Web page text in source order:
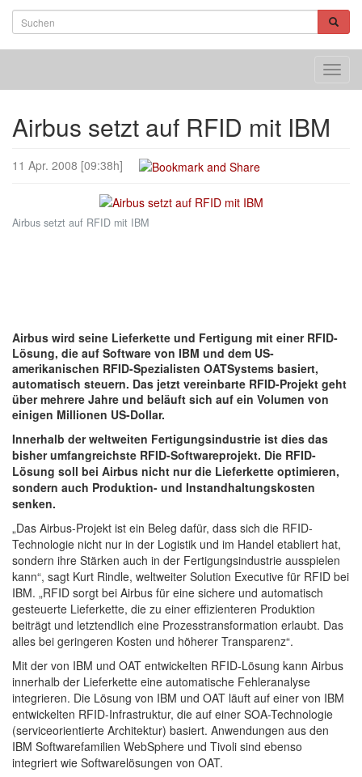
Airbus setzt auf RFID mit IBM
11 Apr. 2008 [09:38h]
Airbus setzt auf RFID mit IBM
Airbus wird seine Lieferkette und Fertigung mit einer RFID-
Lösung, die auf Software von IBM und dem US-
amerikanischen RFID-Spezialisten OATSystems basiert,
automatisch steuern. Das jetzt vereinbarte RFID-Projekt geht
über mehrere Jahre und beläuft sich auf ein Volumen von
einigen Millionen US-Dollar.
Innerhalb der weltweiten Fertigungsindustrie ist dies das
bisher umfangreichste RFID-Softwareprojekt. Die RFID-
Lösung soll bei Airbus nicht nur die Lieferkette optimieren,
sondern auch Produktion- und Instandhaltungskosten
senken.
„Das Airbus-Projekt ist ein Beleg dafür, dass sich die RFID-
Technologie nicht nur in der Logistik und im Handel etabliert hat,
sondern ihre Stärken auch in der Fertigungsindustrie ausspielen
kann“, sagt Kurt Rindle, weltweiter Solution Executive für RFID bei
IBM. „RFID sorgt bei Airbus für eine sichere und automatisch
gesteuerte Lieferkette, die zu einer effizienteren Produktion
beiträgt und letztendlich eine Prozesstransformation erlaubt. Das
alles bei geringeren Kosten und höherer Transparenz“.
Mit der von IBM und OAT entwickelten RFID-Lösung kann Airbus
innerhalb der Lieferkette eine automatische Fehleranalyse
integrieren. Die Lösung von IBM und OAT läuft auf einer von IBM
entwickelten RFID-Infrastruktur, die auf einer SOA-Technologie
(serviceorientierte Architektur) basiert. Anwendungen aus den
IBM Softwarefamilien WebSphere und Tivoli sind ebenso
integriert wie Softwarelösungen von OAT.